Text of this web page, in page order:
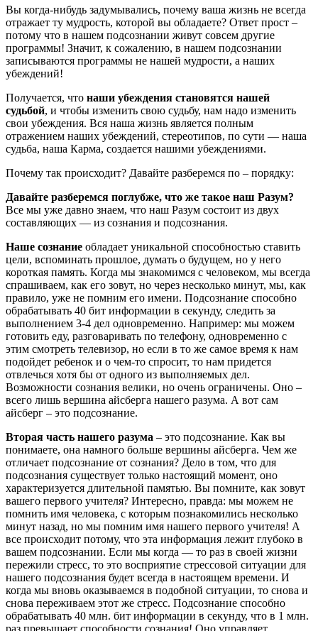
Вы когда-нибудь задумывались, почему ваша жизнь не всегда
отражает ту мудрость, которой вы обладаете? Ответ прост –
потому что в нашем подсознании живут совсем другие
программы! Значит, к сожалению, в нашем подсознании
записываются программы не нашей мудрости, а наших
убеждений!
Получается, что наши убеждения становятся нашей
судьбой, и чтобы изменить свою судьбу, нам надо изменить
свои убеждения. Вся наша жизнь является полным
отражением наших убеждений, стереотипов, по сути — наша
судьба, наша Карма, создается нашими убеждениями.
Почему так происходит? Давайте разберемся по – порядку:
Давайте разберемся поглубже, что же такое наш Разум?
Все мы уже давно знаем, что наш Разум состоит из двух
составляющих — из сознания и подсознания.
Наше сознание обладает уникальной способностью ставить
цели, вспоминать прошлое, думать о будущем, но у него
короткая память. Когда мы знакомимся с человеком, мы всегда
спрашиваем, как его зовут, но через несколько минут, мы, как
правило, уже не помним его имени. Подсознание способно
обрабатывать 40 бит информации в секунду, следить за
выполнением 3-4 дел одновременно. Например: мы можем
готовить еду, разговаривать по телефону, одновременно с
этим смотреть телевизор, но если в то же самое время к нам
подойдет ребенок и о чем-то спросит, то нам придется
отвлечься хотя бы от одного из выполняемых дел.
Возможности сознания велики, но очень ограничены. Оно –
всего лишь вершина айсберга нашего разума. А вот сам
айсберг – это подсознание.
Вторая часть нашего разума – это подсознание. Как вы
понимаете, она намного больше вершины айсберга. Чем же
отличает подсознание от сознания? Дело в том, что для
подсознания существует только настоящий момент, оно
характеризуется длительной памятью. Вы помните, как зовут
вашего первого учителя? Интересно, правда: мы можем не
помнить имя человека, с которым познакомились несколько
минут назад, но мы помним имя нашего первого учителя! А
все происходит потому, что эта информация лежит глубоко в
вашем подсознании. Если мы когда — то раз в своей жизни
пережили стресс, то это восприятие стрессовой ситуации для
нашего подсознания будет всегда в настоящем времени. И
когда мы вновь оказываемся в подобной ситуации, то снова и
снова переживаем этот же стресс. Подсознание способно
обрабатывать 40 млн. бит информации в секунду, что в 1 млн.
раз превышает способности сознания! Оно управляет